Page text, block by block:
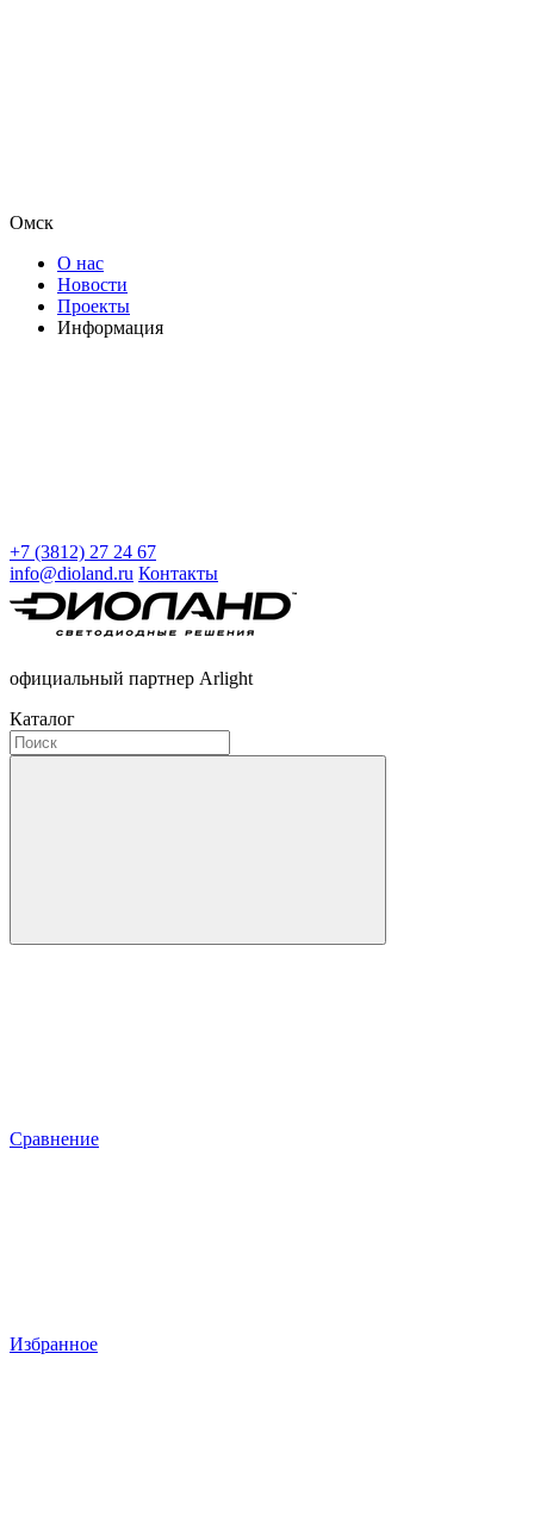
Омск
О нас
Новости
Проекты
Информация
+7 (3812) 27 24 67
info@dioland.ru Контакты
официальный партнер Arlight
Каталог
Сравнение
Избранное